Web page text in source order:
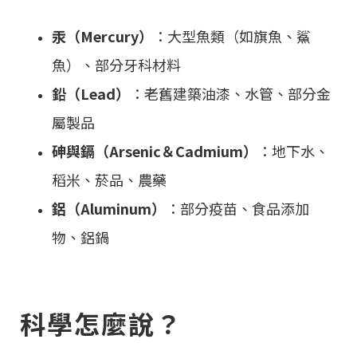
汞（Mercury）
：大型魚類（如旗魚、鯊
魚）、部分牙科材料
鉛（Lead）
：老舊建築油漆、水管、部分金
屬製品
砷與鎘（Arsenic＆Cadmium）
：地下水、
稻米、菸品、農藥
鋁（Aluminum）
：部分疫苗、食品添加
物、鋁鍋
科學怎麼說？